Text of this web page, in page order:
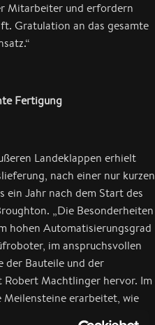
Mitarbeiter und erfordern
Gratulation an das gesamte
Fertigung
Landeklappen erhielt
nach einer nur kurzen
Jahr nach dem Start des
„Die Besonderheiten
hohen Automatisierungsgrad
im anspruchsvollen
der Bauteile und der
Machtlinger hervor. Im
erarbeitet, wie
die